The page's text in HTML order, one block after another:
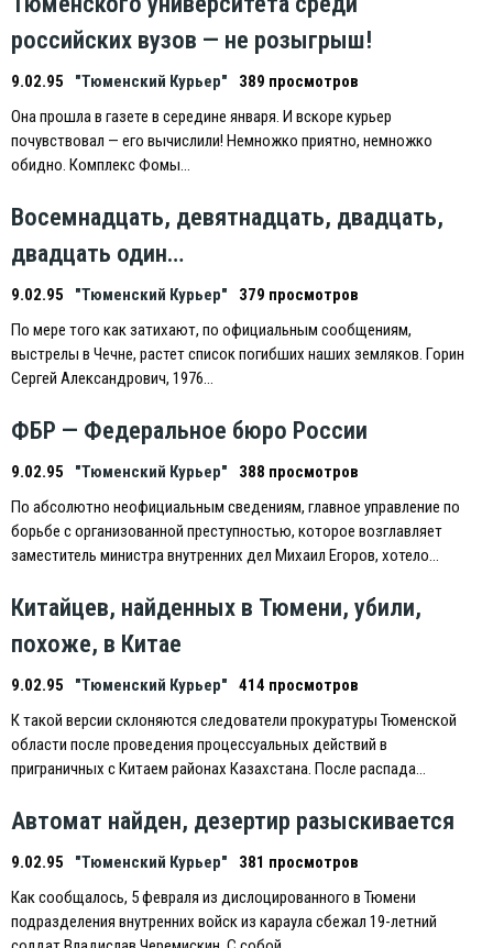
российских вузов — не розыгрыш!
9.02.95 "Тюменский Курьер"
389 просмотров
Она прошла в газете в середине января. И вскоре курьер
почувствовал — его вычислили! Немножко приятно, немножко
обидно. Комплекс Фомы…
Восемнадцать, девятнадцать, двадцать,
двадцать один…
9.02.95 "Тюменский Курьер"
379 просмотров
По мере того как затихают, по официальным сообщениям,
выстрелы в Чечне, растет список погибших наших земляков. Горин
Сергей Александрович, 1976…
ФБР — Федеральное бюро России
9.02.95 "Тюменский Курьер"
388 просмотров
По абсолютно неофициальным сведениям, главное управление по
борьбе с организованной преступностью, которое возглавляет
заместитель министра внутренних дел Михаил Eгоров, хотело…
Китайцев, найденных в Тюмени, убили,
похоже, в Китае
9.02.95 "Тюменский Курьер"
414 просмотров
К такой версии склоняются следователи прокуратуры Тюменской
области после проведения процессуальных действий в
приграничных с Китаем районах Казахстана. После распада…
Автомат найден, дезертир разыскивается
9.02.95 "Тюменский Курьер"
381 просмотров
Как сообщалось, 5 февраля из дислоцированного в Тюмени
подразделения внутренних войск из караула сбежал 19-летний